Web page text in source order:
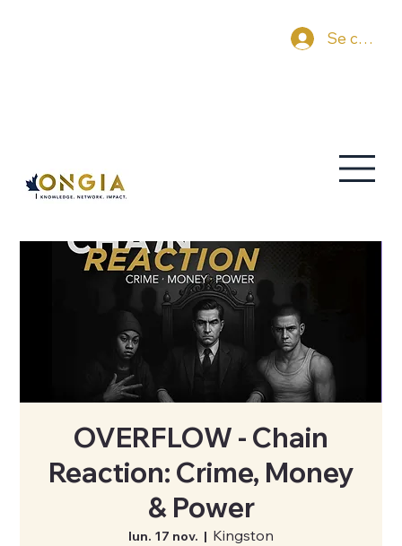
Se
OVERFLOW - Chain
Reaction: Crime, Money
& Power
lun. 17 nov.
  |
Kingston